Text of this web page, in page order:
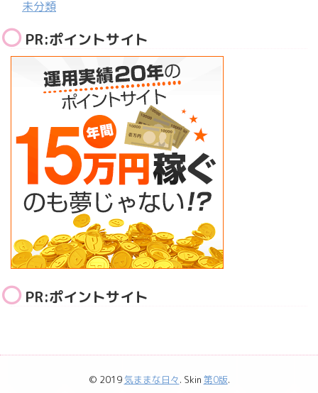
未分類
PR:ポイントサイト
PR:ポイントサイト
© 2019 気ままな日々. Skin 第0版.